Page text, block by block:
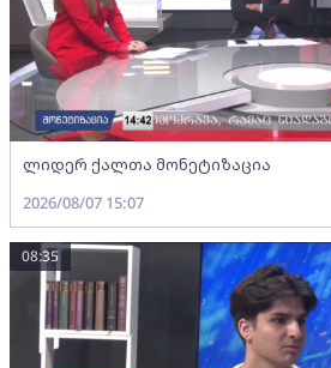
ლიდერ ქალთა მონეტიზაცია
2026/08/07 15:07
08:35